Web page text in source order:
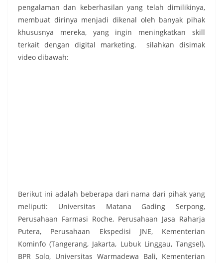
pengalaman dan keberhasilan yang telah dimilikinya,
membuat dirinya menjadi dikenal oleh banyak pihak
khususnya mereka, yang ingin meningkatkan skill
terkait dengan digital marketing. silahkan disimak
video dibawah:
Berikut ini adalah beberapa dari nama dari pihak yang
meliputi: Universitas Matana Gading Serpong,
Perusahaan Farmasi Roche, Perusahaan Jasa Raharja
Putera, Perusahaan Ekspedisi JNE, Kementerian
Kominfo (Tangerang, Jakarta, Lubuk Linggau, Tangsel),
BPR Solo, Universitas Warmadewa Bali, Kementerian